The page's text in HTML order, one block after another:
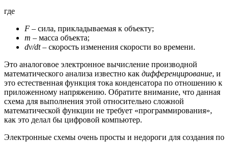
где
F – сила, прикладываемая к объекту;
m – масса объекта;
dv/dt– скорость изменения скорости во времени.
Это аналоговое электронное вычисление производной
математического анализа известно как дифференцирование, и
это естественная функция тока конденсатора по отношению к
приложенному напряжению. Обратите внимание, что данная
схема для выполнения этой относительно сложной
математической функции не требует «программирования»,
как это делал бы цифровой компьютер.
Электронные схемы очень просты и недороги для создания по